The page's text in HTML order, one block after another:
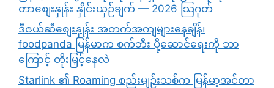
တာစျေးနှုန်း နှိုင်းယှဉ်ချက် — 2026 သြဂုတ်
ဒီဇယ်ဆီစျေးနှုန်း အတက်အကျများနေချိန်၊
foodpanda မြန်မာက စက်ဘီး ပို့ဆောင်ရေးကို ဘာ
ကြောင့် တိုးမြှင့်နေလဲ
Starlink ၏ Roaming စည်းမျဉ်းသစ်က မြန်မာ့အင်တာ